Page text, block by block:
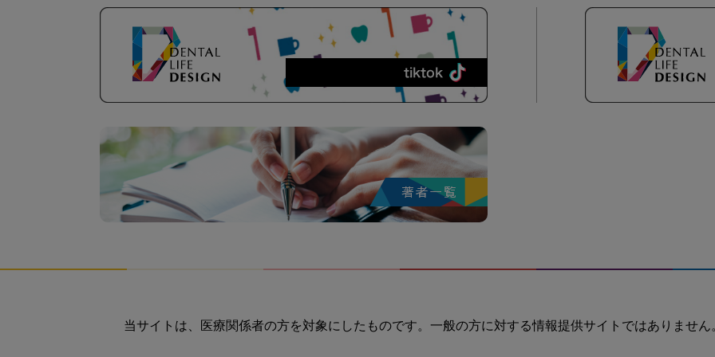
当サイトは、医療関係者の方を対象にしたものです。一般の方に対する情報提供サイトではありません